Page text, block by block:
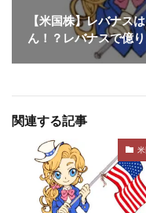
【米国株】レバナス
ん！？レバナスで億
関連する記事